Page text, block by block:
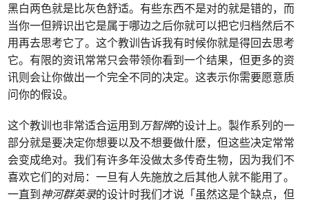
黑白两色就是比灰色舒适。有些东西不是对的就是错的，而
当你一但辨识出它是属于哪边之后你就可以把它归档然后不
用再去思考它了。这个教训告诉我有时候你就是得回去思考
它。有限的资讯常常只会带领你看到一个结果，但更多的资
讯则会让你做出一个完全不同的决定。这表示你需要愿意质
问你的假设。
这个教训也非常适合运用到万智牌的设计上。製作系列的一
部分就是要决定你想要以及不想要做什麽，但这些决定常常
会变成绝对。我们有许多年没做太多传奇生物，因为我们不
喜欢它们的对局：一旦有人先施放之后其他人就不能用了。
一直到神河群英录的设计时我们才说「虽然这是个缺点，但